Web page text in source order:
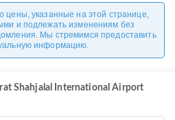
цены, указанные на этой странице,
и подлежать изменениям без
Мы стремимся предоставить
информацию.
Shahjalal International Airport